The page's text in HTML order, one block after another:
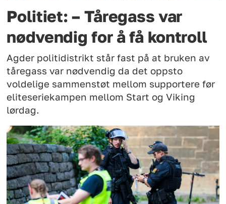
Politiet: – Tåregass var
nødvendig for å få kontroll
Agder politidistrikt står fast på at bruken av
tåregass var nødvendig da det oppsto
voldelige sammenstøt mellom supportere før
eliteseriekampen mellom Start og Viking
lørdag.